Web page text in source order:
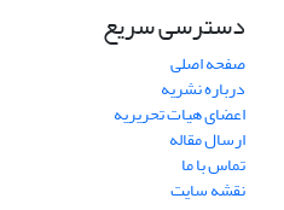
دسترسی سریع
صفحه اصلی
درباره نشریه
اعضای هیات تحریریه
ارسال مقاله
تماس با ما
نقشه سایت